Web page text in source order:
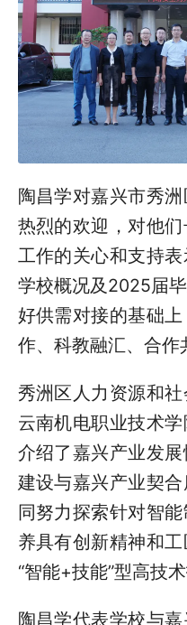
陶昌学对嘉兴市秀
热烈的欢迎，对他
工作的关心和支持
学校概况及2025届
好供需对接的基础
作、科教融汇、合作
秀洲区人力资源和
云南机电职业技术
介绍了嘉兴产业发
建设与嘉兴产业契
同努力探索针对智
养具有创新精神和
“智能+技能”型高技术
陶昌学代表学校与